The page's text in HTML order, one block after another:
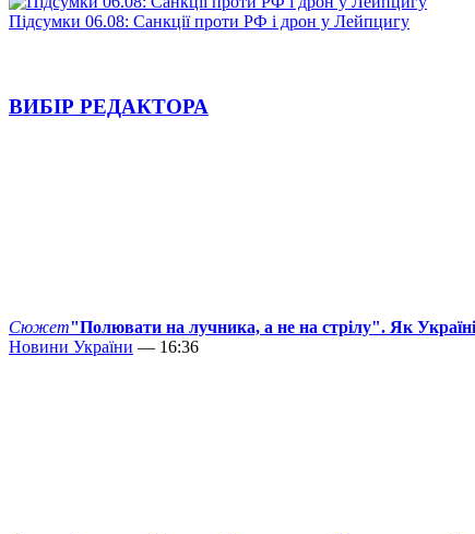
Підсумки 06.08: Санкції проти РФ і дрон у Лейпцигу
ВИБІР РЕДАКТОРА
Сюжет"Полювати на лучника, а не на стрілу". Як
Новини України — 16:36